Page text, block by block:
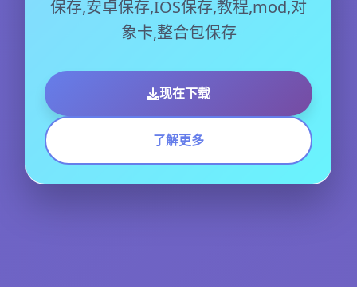
保存,安卓保存,IOS保存,教程,mod,对
象卡,整合包保存
现在下载
了解更多